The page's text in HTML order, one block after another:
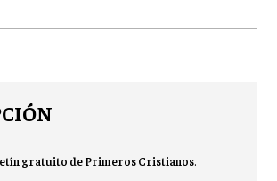
gratuito de Primeros Cristianos.